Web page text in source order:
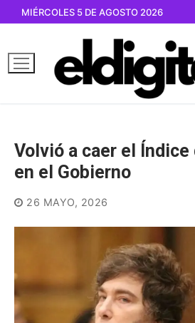
contenido
MIÉRCOLES 5 DE AGOSTO 2026
Volvió a caer el Índice
en el Gobierno
26 MAYO, 2026